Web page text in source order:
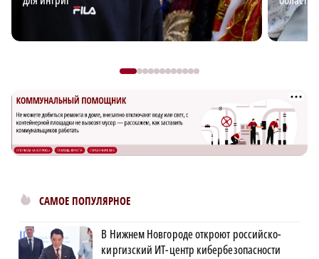
САМОЕ ПОПУЛЯРНОЕ
В Нижнем Новгороде откроют российско-
киргизский ИТ-центр кибербезопасности